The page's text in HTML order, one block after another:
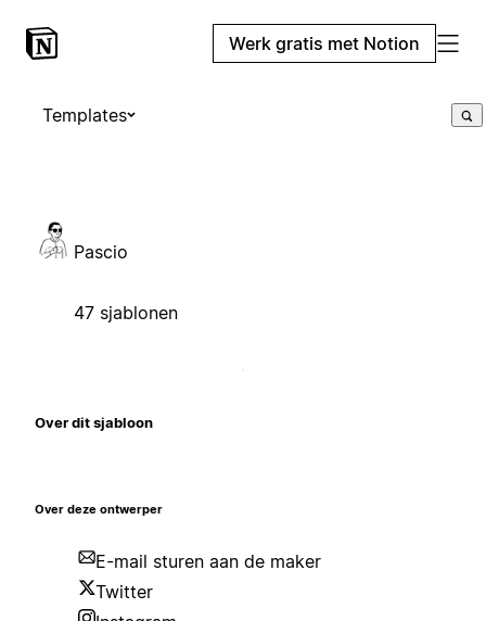
Werk gratis met Notion
Templates
Pascio
47 sjablonen
Over dit sjabloon
Over deze ontwerper
E-mail sturen aan de maker
Twitter